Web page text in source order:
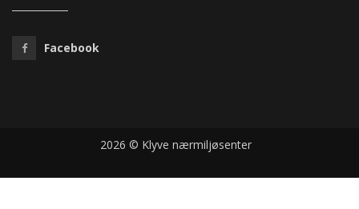
Facebook
2026 © Klyve nærmiljøsenter